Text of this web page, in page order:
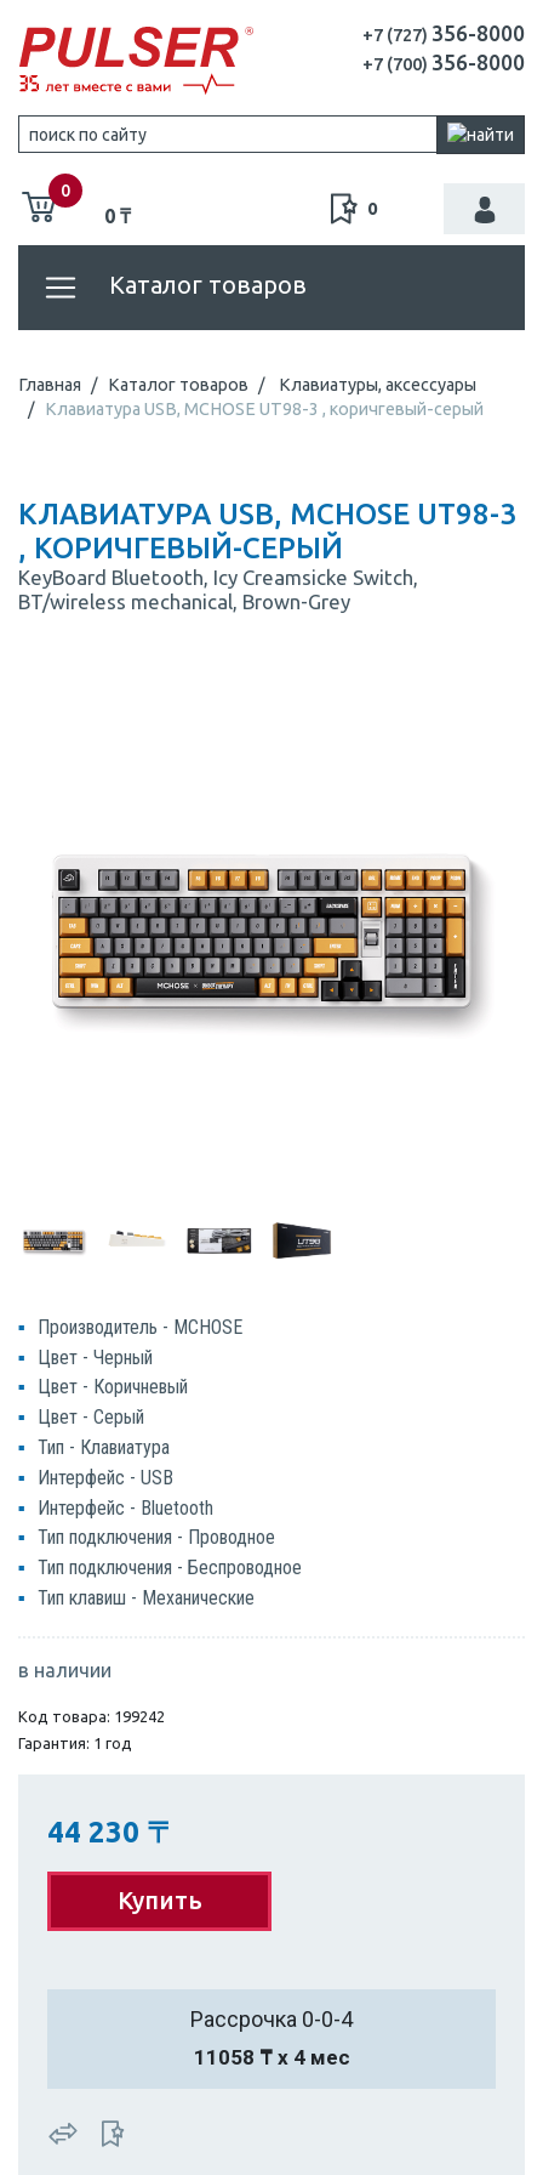
+7 (727) 356-8000
+7 (700) 356-8000
0
0 ₸ 0
Каталог товаров
Главная Каталог товаров
Клавиатуры, аксессуары
Клавиатура USB, MCHOSE UT98-3 , коричгевый-серый
КЛАВИАТУРА USB, MCHOSE UT98-3
, КОРИЧГЕВЫЙ-СЕРЫЙ
KeyBoard Bluetooth, Icy Creamsicke Switch,
BT/wireless mechanical, Brown-Grey
Производитель - MCHOSE
Цвет - Черный
Цвет - Коричневый
Цвет - Серый
Тип - Клавиатура
Интерфейс - USB
Интерфейс - Bluetooth
Тип подключения - Проводное
Тип подключения - Беспроводное
Тип клавиш - Механические
в наличии
Код товара: 199242
Гарантия: 1 год
44 230 〒
Купить
Рассрочка 0-0-4
11058 ₸ х 4 мес